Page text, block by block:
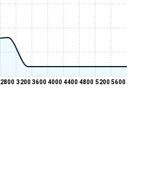
2800 32003600400044004800 52005600